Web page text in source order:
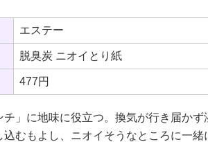
エステー
脱臭炭 ニオイとり紙
477円
」に地味に役立つ。換気が行き届かず
むもよし、ニオイそうなところに一緒